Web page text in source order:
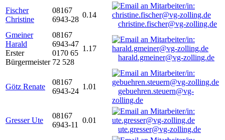
Fischer
Christine
08167
6943-28
0.14
christine.fischer@vg-zolling.de
Gmeiner
Harald
Erster
Bürgermeister
08167
6943-47
0170 65
72 528
1.17
harald.gmeiner@vg-zolling.de
Götz Renate
08167
6943-24
1.01
gebuehren.steuern@vg-
zolling.de
Gresser Ute
08167
6943-11
0.01
ute.gresser@vg-zolling.de